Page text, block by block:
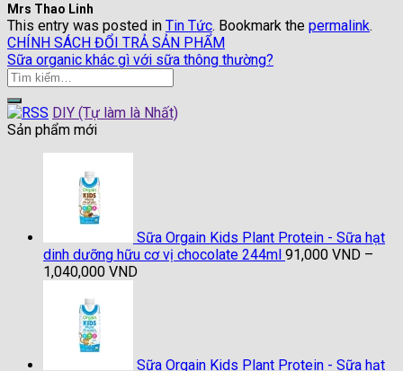
Mrs Thao Linh
This entry was posted in Tin Tức. Bookmark the permalink.
CHÍNH SÁCH ĐỔI TRẢ SẢN PHẨM
Sữa organic khác gì với sữa thông thường?
DIY (Tự làm là Nhất)
Sản phẩm mới
Sữa Orgain Kids Plant Protein - Sữa hạt
dinh dưỡng hữu cơ vị chocolate 244ml 91,000 VND –
1,040,000 VNDKhoảng
1,040,000 VND
Sữa Orgain Kids Plant Protein - Sữa hạt